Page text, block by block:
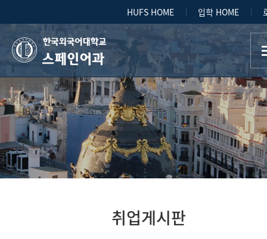
HUFS HOME 입학 HOME
스페인어과
취업게시판